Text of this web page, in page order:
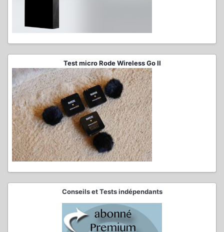
Test micro Rode Wireless Go II
Conseils et Tests indépendants